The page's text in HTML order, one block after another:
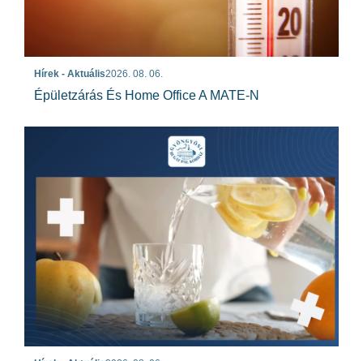
Hírek - Aktuális2026. 08. 06.
Épületzárás És Home Office A MATE-N